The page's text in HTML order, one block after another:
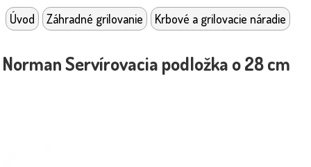
Úvod Záhradné grilovanie Krbové a grilovacie náradie
Norman Servírovacia podložka o 28 cm